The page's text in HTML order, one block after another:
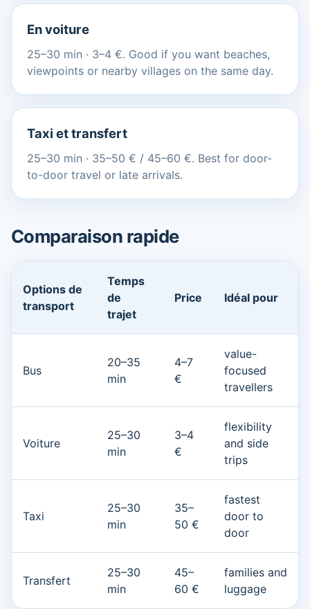
En voiture
25–30 min · 3–4 €. Good if you want beaches,
viewpoints or nearby villages on the same day.
Taxi et transfert
25–30 min · 35–50 € / 45–60 €. Best for door-
to-door travel or late arrivals.
Comparaison rapide
Options de
transport
Temps
de
trajet
Price Idéal pour
Bus
20–35
min
4–7
€
value-
focused
travellers
Voiture
25–30
min
3–4
€
flexibility
and side
trips
Taxi
25–30
min
35–
50 €
fastest
door to
door
Transfert
25–30
min
45–
60 €
families and
luggage